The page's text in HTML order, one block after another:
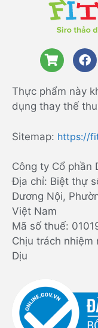
Thực phẩm này
dụng thay thế
Sitemap: https://
Công ty Cổ phần
Địa chỉ: Biệt thự
Dương Nội,
Việt Nam
Mã số thuế:
Chịu trách nhiệm
Dịu